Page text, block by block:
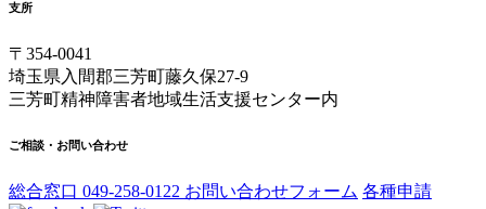
支所
〒354-0041
埼玉県入間郡三芳町藤久保27-9
三芳町精神障害者地域生活支援センター内
ご相談・お問い合わせ
総合窓口 049-258-0122 お問い合わせフォーム 各種申請